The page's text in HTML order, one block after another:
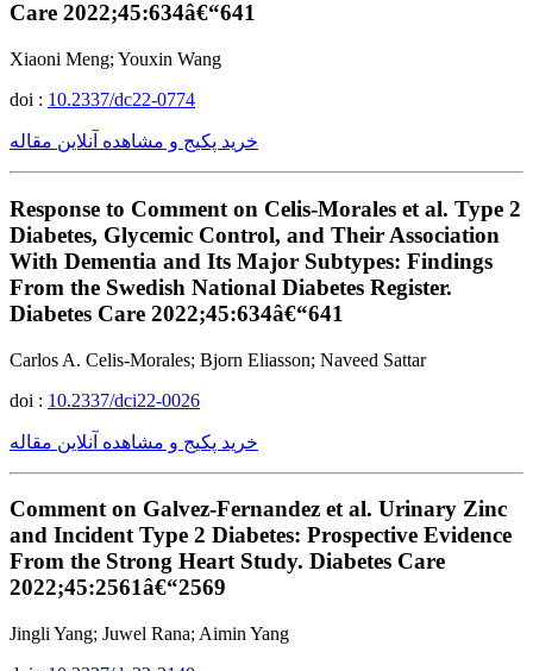
Care 2022;45:634â€“641
Xiaoni Meng; Youxin Wang
doi : 10.2337/dc22-0774
خرید پکیج و مشاهده آنلاین مقاله
Response to Comment on Celis-Morales et al. Type 2
Diabetes, Glycemic Control, and Their Association
With Dementia and Its Major Subtypes: Findings
From the Swedish National Diabetes Register.
Diabetes Care 2022;45:634â€“641
Carlos A. Celis-Morales; Bjorn Eliasson; Naveed Sattar
doi : 10.2337/dci22-0026
خرید پکیج و مشاهده آنلاین مقاله
Comment on Galvez-Fernandez et al. Urinary Zinc
and Incident Type 2 Diabetes: Prospective Evidence
From the Strong Heart Study. Diabetes Care
2022;45:2561â€“2569
Jingli Yang; Juwel Rana; Aimin Yang